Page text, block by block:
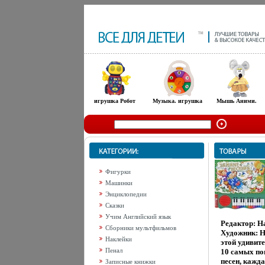
игрушка Робот Музыка. игрушка Мышь Аними.
Фигурки
Машинки
Энциклопедии
Сказки
Учим Английский язык
Сборники мультфильмов
Наклейки
Пенал
Записные книжки
Редактор:
Художник:
этой
10 самых
песен,